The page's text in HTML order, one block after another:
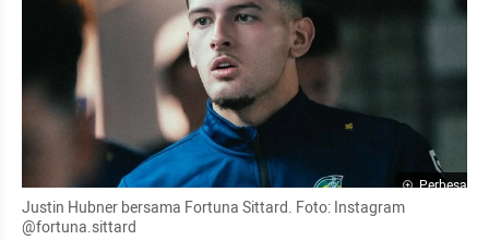
Perbesar
Justin Hubner bersama Fortuna Sittard. Foto: Instagram
@fortuna.sittard